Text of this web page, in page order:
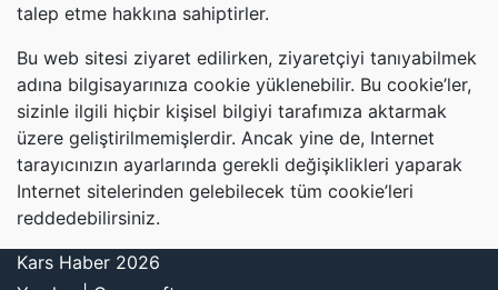
talep etme hakkına sahiptirler.
Bu web sitesi ziyaret edilirken, ziyaretçiyi tanıyabilmek
adına bilgisayarınıza cookie yüklenebilir. Bu cookie’ler,
sizinle ilgili hiçbir kişisel bilgiyi tarafımıza aktarmak
üzere geliştirilmemişlerdir. Ancak yine de, Internet
tarayıcınızın ayarlarında gerekli değişiklikleri yaparak
Internet sitelerinden gelebilecek tüm cookie’leri
reddedebilirsiniz.
Kars Haber 2026